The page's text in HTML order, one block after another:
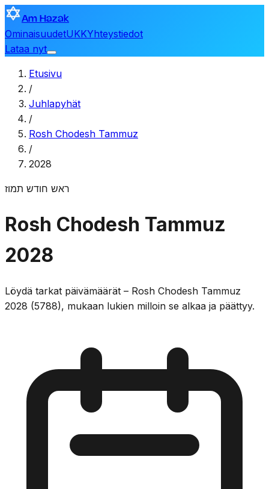
Am Hazak
OminaisuudetUKKYhteystiedot
Lataa nyt
Etusivu
/
Juhlapyhät
/
Rosh Chodesh Tammuz
/
2028
ראש חודש תמוז
Rosh Chodesh Tammuz
2028
Löydä tarkat päivämäärät – Rosh Chodesh Tammuz
2028 (5788), mukaan lukien milloin se alkaa ja päättyy.